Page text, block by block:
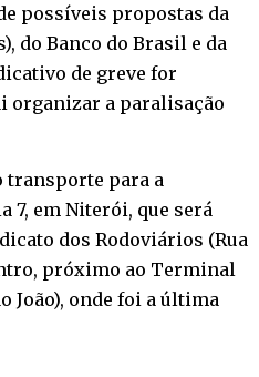
possíveis propostas da
do Banco do Brasil e da
de greve for
organizar a paralisação
transporte para a
7, em Niterói, que será
dos Rodoviários (Rua
próximo ao Terminal
João), onde foi a última